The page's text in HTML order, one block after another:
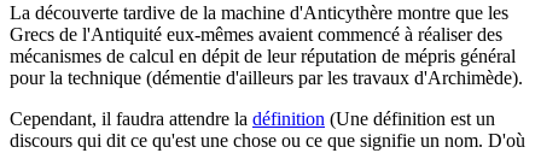
La découverte tardive de la machine d'Anticythère montre que les
Grecs de l'Antiquité eux-mêmes avaient commencé à réaliser des
mécanismes de calcul en dépit de leur réputation de mépris général
pour la technique (démentie d'ailleurs par les travaux d'Archimède).
Cependant, il faudra attendre la définition (Une définition est un
discours qui dit ce qu'est une chose ou ce que signifie un nom. D'où